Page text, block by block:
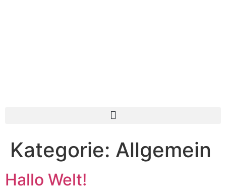
Kategorie: Allgemein
Hallo Welt!